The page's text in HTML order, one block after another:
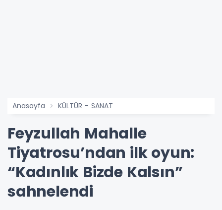
Anasayfa KÜLTÜR - SANAT
Feyzullah Mahalle
Tiyatrosu’ndan ilk oyun:
“Kadınlık Bizde Kalsın”
sahnelendi